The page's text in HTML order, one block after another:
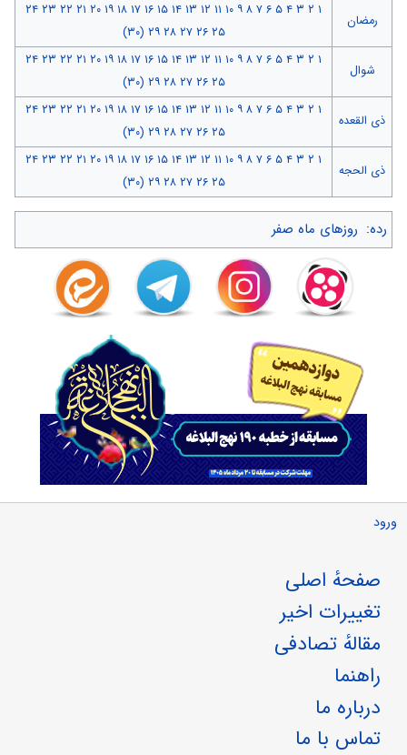
رمضان
۱ ۲ ۳ ۴ ۵ ۶ ۷ ۸ ۹ ۱۰ ۱۱ ۱۲ ۱۳ ۱۴ ۱۵ ۱۶ ۱۷ ۱۸ ۱۹ ۲۰ ۲۱ ۲۲ ۲۳ ۲۴
۲۵ ۲۶ ۲۷ ۲۸ ۲۹ (۳۰)
شوال
۱ ۲ ۳ ۴ ۵ ۶ ۷ ۸ ۹ ۱۰ ۱۱ ۱۲ ۱۳ ۱۴ ۱۵ ۱۶ ۱۷ ۱۸ ۱۹ ۲۰ ۲۱ ۲۲ ۲۳ ۲۴
۲۵ ۲۶ ۲۷ ۲۸ ۲۹ (۳۰)
ذی القعده
۱ ۲ ۳ ۴ ۵ ۶ ۷ ۸ ۹ ۱۰ ۱۱ ۱۲ ۱۳ ۱۴ ۱۵ ۱۶ ۱۷ ۱۸ ۱۹ ۲۰ ۲۱ ۲۲ ۲۳ ۲۴
۲۵ ۲۶ ۲۷ ۲۸ ۲۹ (۳۰)
ذی الحجه
۱ ۲ ۳ ۴ ۵ ۶ ۷ ۸ ۹ ۱۰ ۱۱ ۱۲ ۱۳ ۱۴ ۱۵ ۱۶ ۱۷ ۱۸ ۱۹ ۲۰ ۲۱ ۲۲ ۲۳ ۲۴
۲۵ ۲۶ ۲۷ ۲۸ ۲۹ (۳۰)
رده: روزهای ماه صفر
ورود
صفحهٔ اصلی
تغییرات اخیر
مقالهٔ تصادفی
راهنما
درباره ما
تماس با ما